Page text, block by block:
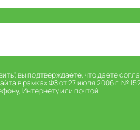
вы подтверждаете, что даете
в рамках ФЗ от 27 июля 2006 г. №
Интернету или почтой.